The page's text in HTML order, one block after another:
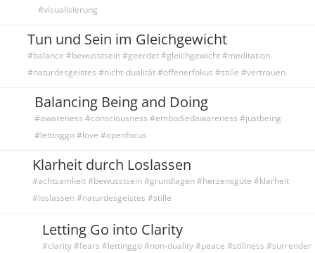
#visualisierung
Tun und Sein im Gleichgewicht
#balance #bewusstsein #geerdet #gleichgewicht #meditation
#naturdesgeistes #nicht-dualität #offenerfokus #stille #vertrauen
Balancing Being and Doing
#awareness #consciousness #embodiedawareness #justbeing
#lettinggo #love #openfocus
Klarheit durch Loslassen
#achtsamkeit #bewusstsein #grundlagen #herzensgüte #klarheit
#loslassen #naturdesgeistes #stille
Letting Go into Clarity
#clarity #fears #lettinggo #non-duality #peace #stillness #surrender